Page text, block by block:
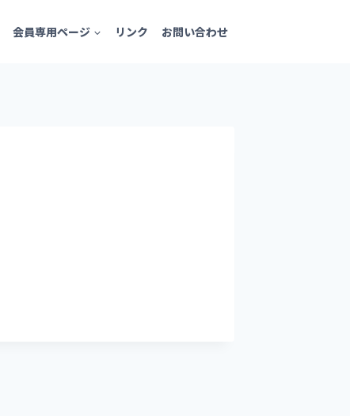
会員専用ページ リンク お問い合わせ